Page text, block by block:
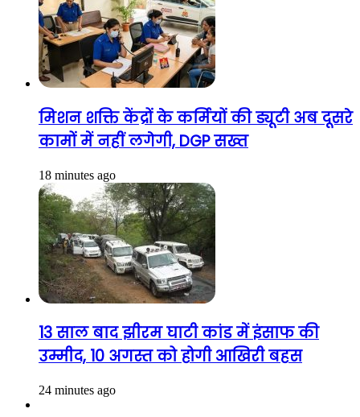
मिशन शक्ति केंद्रों के कर्मियों की ड्यूटी अब दूसरे
कामों में नहीं लगेगी, DGP सख्त
18 minutes ago
13 साल बाद झीरम घाटी कांड में इंसाफ की
उम्मीद, 10 अगस्त को होगी आखिरी बहस
24 minutes ago